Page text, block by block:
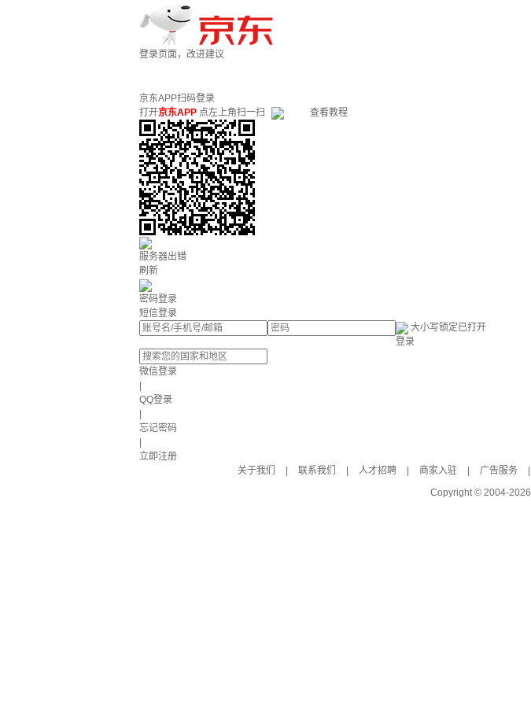
登录页面，改进建议
京东APP扫码登录
打开京东APP 点左上角扫一扫 查看教程
服务器出错
刷新
密码登录
短信登录
大小写锁定已打开
登录
微信登录
QQ登录
忘记密码
立即注册
关于我们
联系我们 人才招聘 商家入驻 广告服务
Copyright © 2004-2026